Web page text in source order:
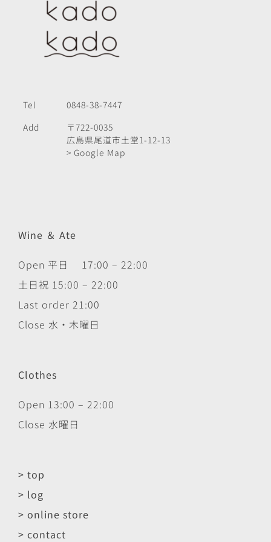
Tel
0848-38-7447
Add
〒722-0035
広島県尾道市土堂1-12-13
> Google Map
Wine ＆ Ate
Open 平日 17:00 – 22:00
土日祝 15:00 – 22:00
Last order 21:00
Close 水・木曜日
Clothes
Open 13:00 – 22:00
Close 水曜日
> top
> log
> online store
> contact